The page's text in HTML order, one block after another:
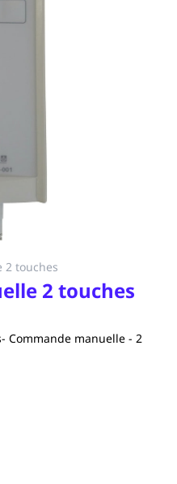
2 touches
2 touches
Commande manuelle - 2